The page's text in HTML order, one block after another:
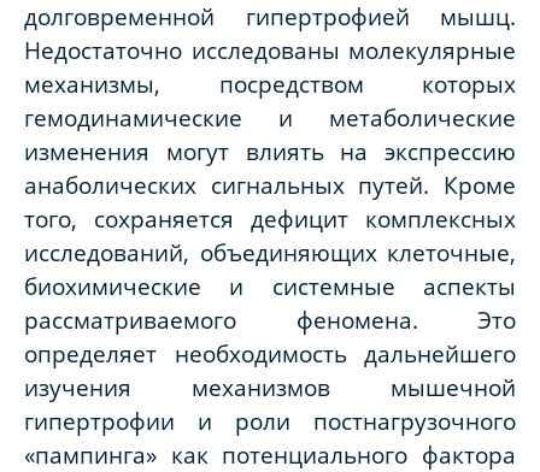
долговременной гипертрофией мышц.
Недостаточно исследованы молекулярные
механизмы, посредством которых
гемодинамические и метаболические
изменения могут влиять на экспрессию
анаболических сигнальных путей. Кроме
того, сохраняется дефицит комплексных
исследований, объединяющих клеточные,
биохимические и системные аспекты
рассматриваемого феномена. Это
определяет необходимость дальнейшего
изучения механизмов мышечной
гипертрофии и роли постнагрузочного
«пампинга» как потенциального фактора